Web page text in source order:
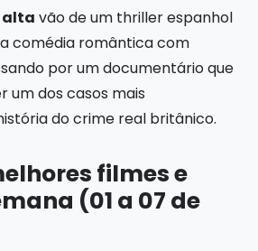
alta vão de um thriller espanhol
comédia romântica com
por um documentário que
dos casos mais
do crime real britânico.
filmes e
(01 a 07 de